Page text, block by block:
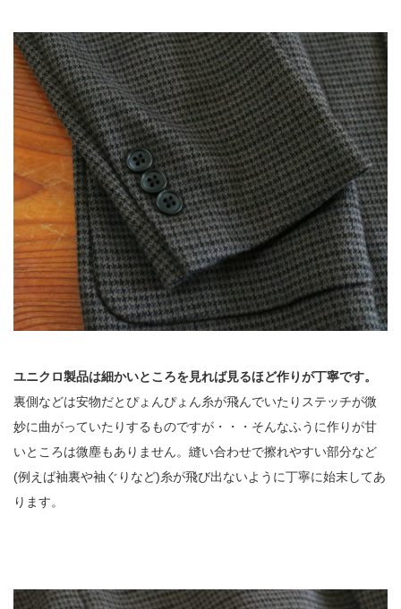
ユニクロ製品は細かいところを見れば見るほど作りが丁寧です。
裏側などは安物だとぴょんぴょん糸が飛んでいたりステッチが微
妙に曲がっていたりするものですが・・・そんなふうに作りが甘
いところは微塵もありません。縫い合わせで擦れやすい部分など
(例えば袖裏や袖ぐりなど)糸が飛び出ないように丁寧に始末してあ
ります。